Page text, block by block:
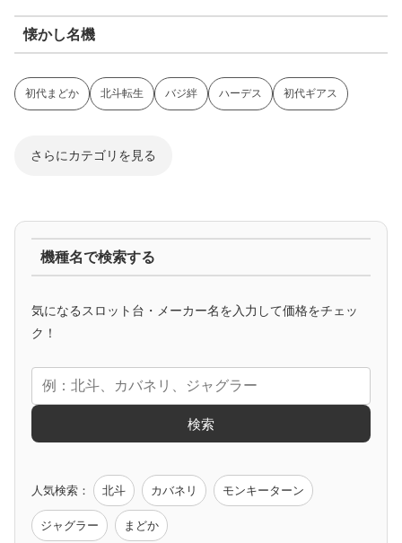
懐かし名機
初代まどか 北斗転生 バジ絆 ハーデス 初代ギアス
さらにカテゴリを見る
マイジャグ ファンキー アイム ゴージャグ ハッピー
アニメタイアップ
エヴァ コードギアス 化物語 炎炎ノ消防隊
モンハン バイオ ペルソナ
機種名で検索する
気になるスロット台・メーカー名を入力して価格をチェッ
ク！
検索
人気検索： 北斗 カバネリ モンキーターン
ジャグラー まどか